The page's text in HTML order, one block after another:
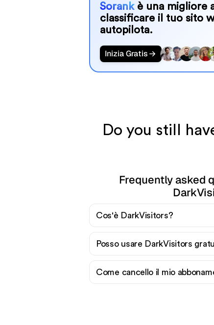
Sorank è una migliore
classificare il tuo sito
autopilota.
Inizia Gratis
Do you still
Frequently asked
Cos'è DarkVisitors?
Posso usare DarkVisitors
Come cancello il mio